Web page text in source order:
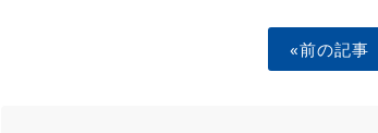
«前の記事